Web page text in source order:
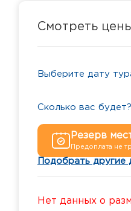
Смотреть
Выберите дату
Сколько вас будет?
Резерв
Предоплата не
Подобрать другие
Нет данных о